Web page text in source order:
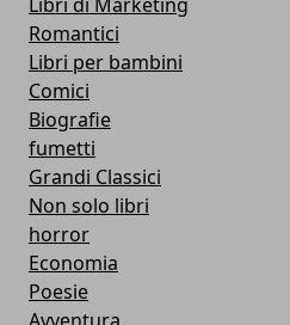
Romantici
Libri per bambini
Comici
Biografie
fumetti
Grandi Classici
Non solo libri
horror
Economia
Poesie